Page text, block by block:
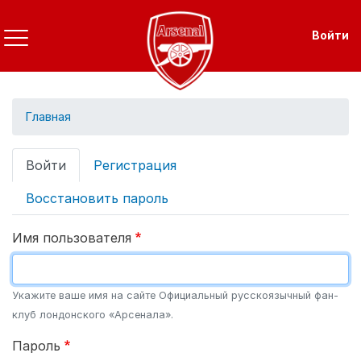
Перейти
к
основному
содержанию
Войти
Главная
Primary
tabs
Войти Регистрация
Восстановить пароль
Имя пользователя
Укажите ваше имя на сайте Официальный русскоязычный фан-
клуб лондонского «Арсенала».
Пароль